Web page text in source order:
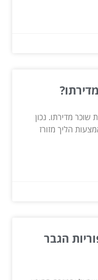
ניתן לפנות שוכר מדירתו. נכון
הליך מזורז
הגבר